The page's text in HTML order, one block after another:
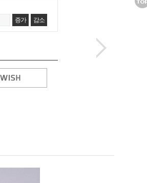
증가 감소